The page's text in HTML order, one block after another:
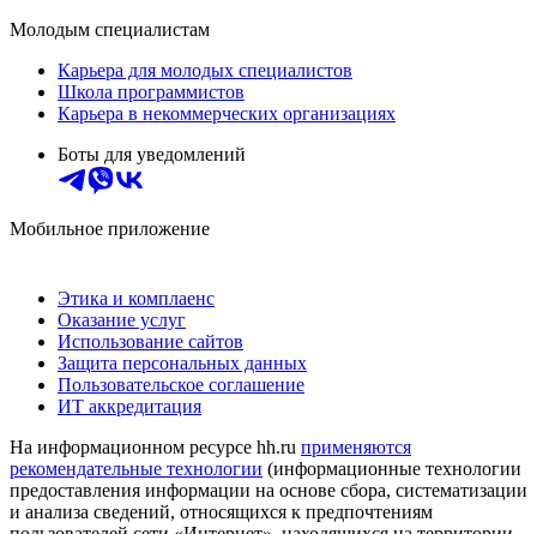
Молодым специалистам
Карьера для молодых специалистов
Школа программистов
Карьера в некоммерческих организациях
Боты для уведомлений
Мобильное приложение
Этика и комплаенс
Оказание услуг
Использование сайтов
Защита персональных данных
Пользовательское соглашение
ИТ аккредитация
На информационном ресурсе hh.ru применяются
рекомендательные технологии (информационные технологии
предоставления информации на основе сбора, систематизации
и анализа сведений, относящихся к предпочтениям